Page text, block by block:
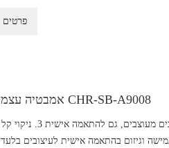
פרטים
אמבטיה עצמאית לבנה צורה עגולה CHR-SB-A9008
כדי להפוך למוצר חדש 5. לא נקבובי על פני השטח 6. יציקה גמישה וגיזום